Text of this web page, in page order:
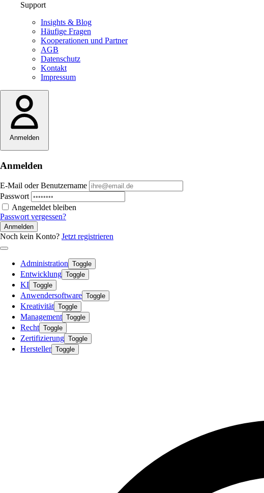
Support
Insights & Blog
Häufige Fragen
Kooperationen und Partner
AGB
Datenschutz
Kontakt
Impressum
Anmelden
Anmelden
E-Mail oder Benutzername
Passwort
Angemeldet bleiben
Passwort vergessen?
Anmelden
Noch kein Konto? Jetzt registrieren
Administration Toggle
Entwicklung Toggle
KI Toggle
Anwendersoftware Toggle
Kreativität Toggle
Management Toggle
Recht Toggle
Zertifizierung Toggle
Hersteller Toggle